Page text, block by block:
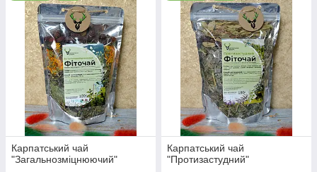
Карпатський чай
"Загальнозміцнюючий"
Карпатський чай
"Протизастудний"